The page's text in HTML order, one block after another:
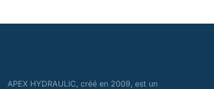
APEX HYDRAULIC, créé en 2009, est un